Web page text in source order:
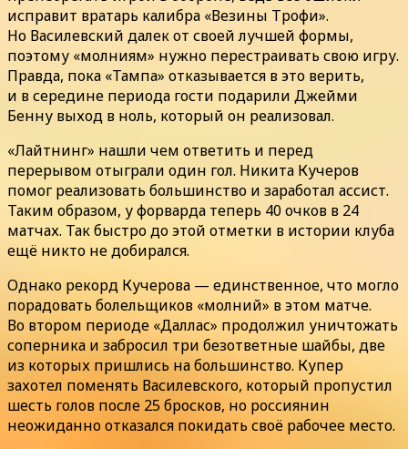
исправит вратарь калибра «Везины Трофи».
Но Василевский далек от своей лучшей формы,
поэтому «молниям» нужно перестраивать свою игру.
Правда, пока «Тампа» отказывается в это верить,
и в середине периода гости подарили Джейми
Бенну выход в ноль, который он реализовал.
«Лайтнинг» нашли чем ответить и перед
перерывом отыграли один гол. Никита Кучеров
помог реализовать большинство и заработал ассист.
Таким образом, у форварда теперь 40 очков в 24
матчах. Так быстро до этой отметки в истории клуба
ещё никто не добирался.
Однако рекорд Кучерова — единственное, что могло
порадовать болельщиков «молний» в этом матче.
Во втором периоде «Даллас» продолжил уничтожать
соперника и забросил три безответные шайбы, две
из которых пришлись на большинство. Купер
захотел поменять Василевского, который пропустил
шесть голов после 25 бросков, но россиянин
неожиданно отказался покидать своё рабочее место.